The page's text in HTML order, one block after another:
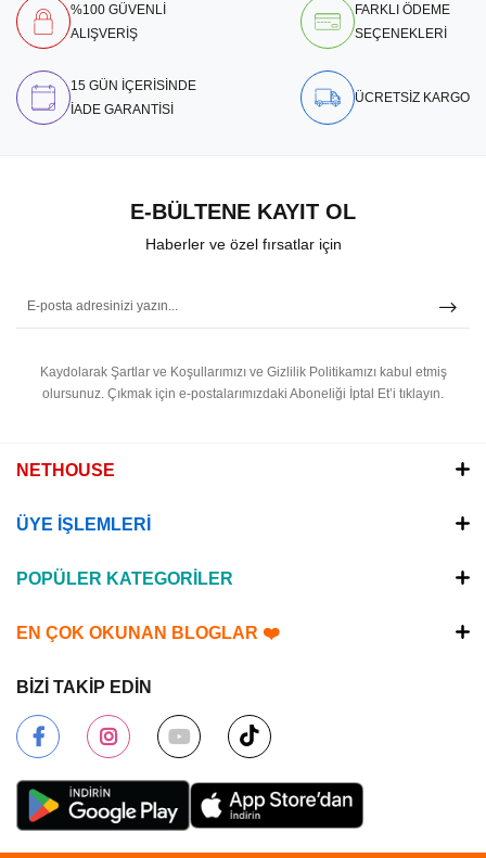
%100 GÜVENLİ
ALIŞVERİŞ
FARKLI ÖDEME
SEÇENEKLERİ
15 GÜN İÇERİSİNDE
İADE GARANTİSİ
ÜCRETSİZ KARGO
E-BÜLTENE KAYIT OL
Haberler ve özel fırsatlar için
Kaydolarak Şartlar ve Koşullarımızı ve Gizlilik Politikamızı kabul etmiş
olursunuz. Çıkmak için e-postalarımızdaki Aboneliği İptal Et’i tıklayın.
NETHOUSE
ÜYE İŞLEMLERİ
POPÜLER KATEGORİLER
EN ÇOK OKUNAN BLOGLAR ❤️
BİZİ TAKİP EDİN